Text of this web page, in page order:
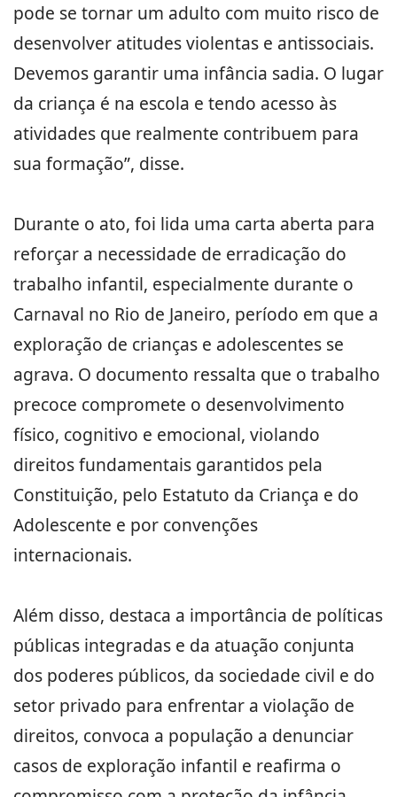
pode se tornar um adulto com muito risco de
desenvolver atitudes violentas e antissociais.
Devemos garantir uma infância sadia. O lugar
da criança é na escola e tendo acesso às
atividades que realmente contribuem para
sua formação”, disse.
Durante o ato, foi lida uma carta aberta para
reforçar a necessidade de erradicação do
trabalho infantil, especialmente durante o
Carnaval no Rio de Janeiro, período em que a
exploração de crianças e adolescentes se
agrava. O documento ressalta que o trabalho
precoce compromete o desenvolvimento
físico, cognitivo e emocional, violando
direitos fundamentais garantidos pela
Constituição, pelo Estatuto da Criança e do
Adolescente e por convenções
internacionais.
Além disso, destaca a importância de políticas
públicas integradas e da atuação conjunta
dos poderes públicos, da sociedade civil e do
setor privado para enfrentar a violação de
direitos, convoca a população a denunciar
casos de exploração infantil e reafirma o